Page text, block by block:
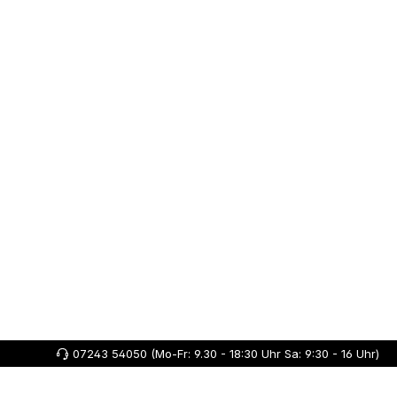
07243 54050 (Mo-Fr: 9.30 - 18:30 Uhr Sa: 9:30 - 16 Uhr)